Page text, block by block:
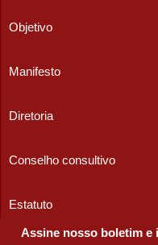
Objetivo
Manifesto
Diretoria
Conselho consultivo
Estatuto
Assine nosso boletim e